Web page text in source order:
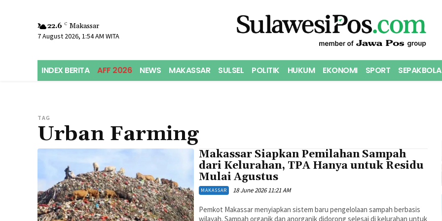
22.6 C Makassar
7 August 2026, 1:54 AM WITA
INDEX BERITA AFF 2026 NEWS MAKASSAR SULSEL POLITIK HUKUM EKONOMI SPORT SEPAKBOLA
TAG
Urban Farming
Makassar Siapkan Pemilahan Sampah
dari Kelurahan, TPA Hanya untuk Residu
Mulai Agustus
MAKASSAR 18 June 2026 11:21 AM
Pemkot Makassar menyiapkan sistem baru pengelolaan sampah berbasis
wilayah. Sampah organik dan anorganik didorong selesai di kelurahan untuk